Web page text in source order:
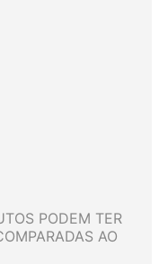
PODEM TER
AO